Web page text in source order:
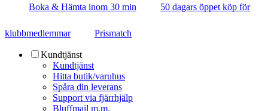
Boka & Hämta inom 30 min 50 dagars öppet köp för
klubbmedlemmar Prismatch
Kundtjänst
Kundtjänst
Hitta butik/varuhus
Spåra din leverans
Support via fjärrhjälp
Bluffmail m.m.